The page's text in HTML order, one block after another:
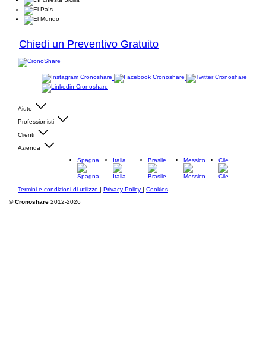
Chiedi un Preventivo Gratuito
Aiuto
Professionisti
Clienti
Azienda
Spagna
Italia Brasile Messico Cile
Termini e condizioni di utilizzo | Privacy Policy | Cookies
©Cronoshare 2012-2026